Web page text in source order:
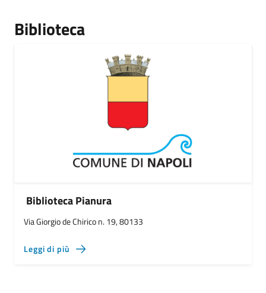
Biblioteca
Biblioteca Pianura
Via Giorgio de Chirico n. 19, 80133
Leggi di più